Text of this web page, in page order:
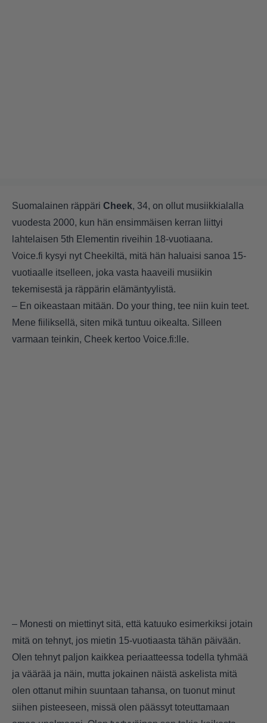
Suomalainen räppäri Cheek, 34, on ollut musiikkialalla
vuodesta 2000, kun hän ensimmäisen kerran liittyi
lahtelaisen 5th Elementin riveihin 18-vuotiaana.
Voice.fi kysyi nyt Cheekiltä, mitä hän haluaisi sanoa 15-
vuotiaalle itselleen, joka vasta haaveili musiikin
tekemisestä ja räppärin elämäntyylistä.
– En oikeastaan mitään. Do your thing, tee niin kuin teet.
Mene fiiliksellä, siten mikä tuntuu oikealta. Silleen
varmaan teinkin, Cheek kertoo Voice.fi:lle.
– Monesti on miettinyt sitä, että katuuko esimerkiksi jotain
mitä on tehnyt, jos mietin 15-vuotiaasta tähän päivään.
Olen tehnyt paljon kaikkea periaatteessa todella tyhmää
ja väärää ja näin, mutta jokainen näistä askelista mitä
olen ottanut mihin suuntaan tahansa, on tuonut minut
siihen pisteeseen, missä olen päässyt toteuttamaan